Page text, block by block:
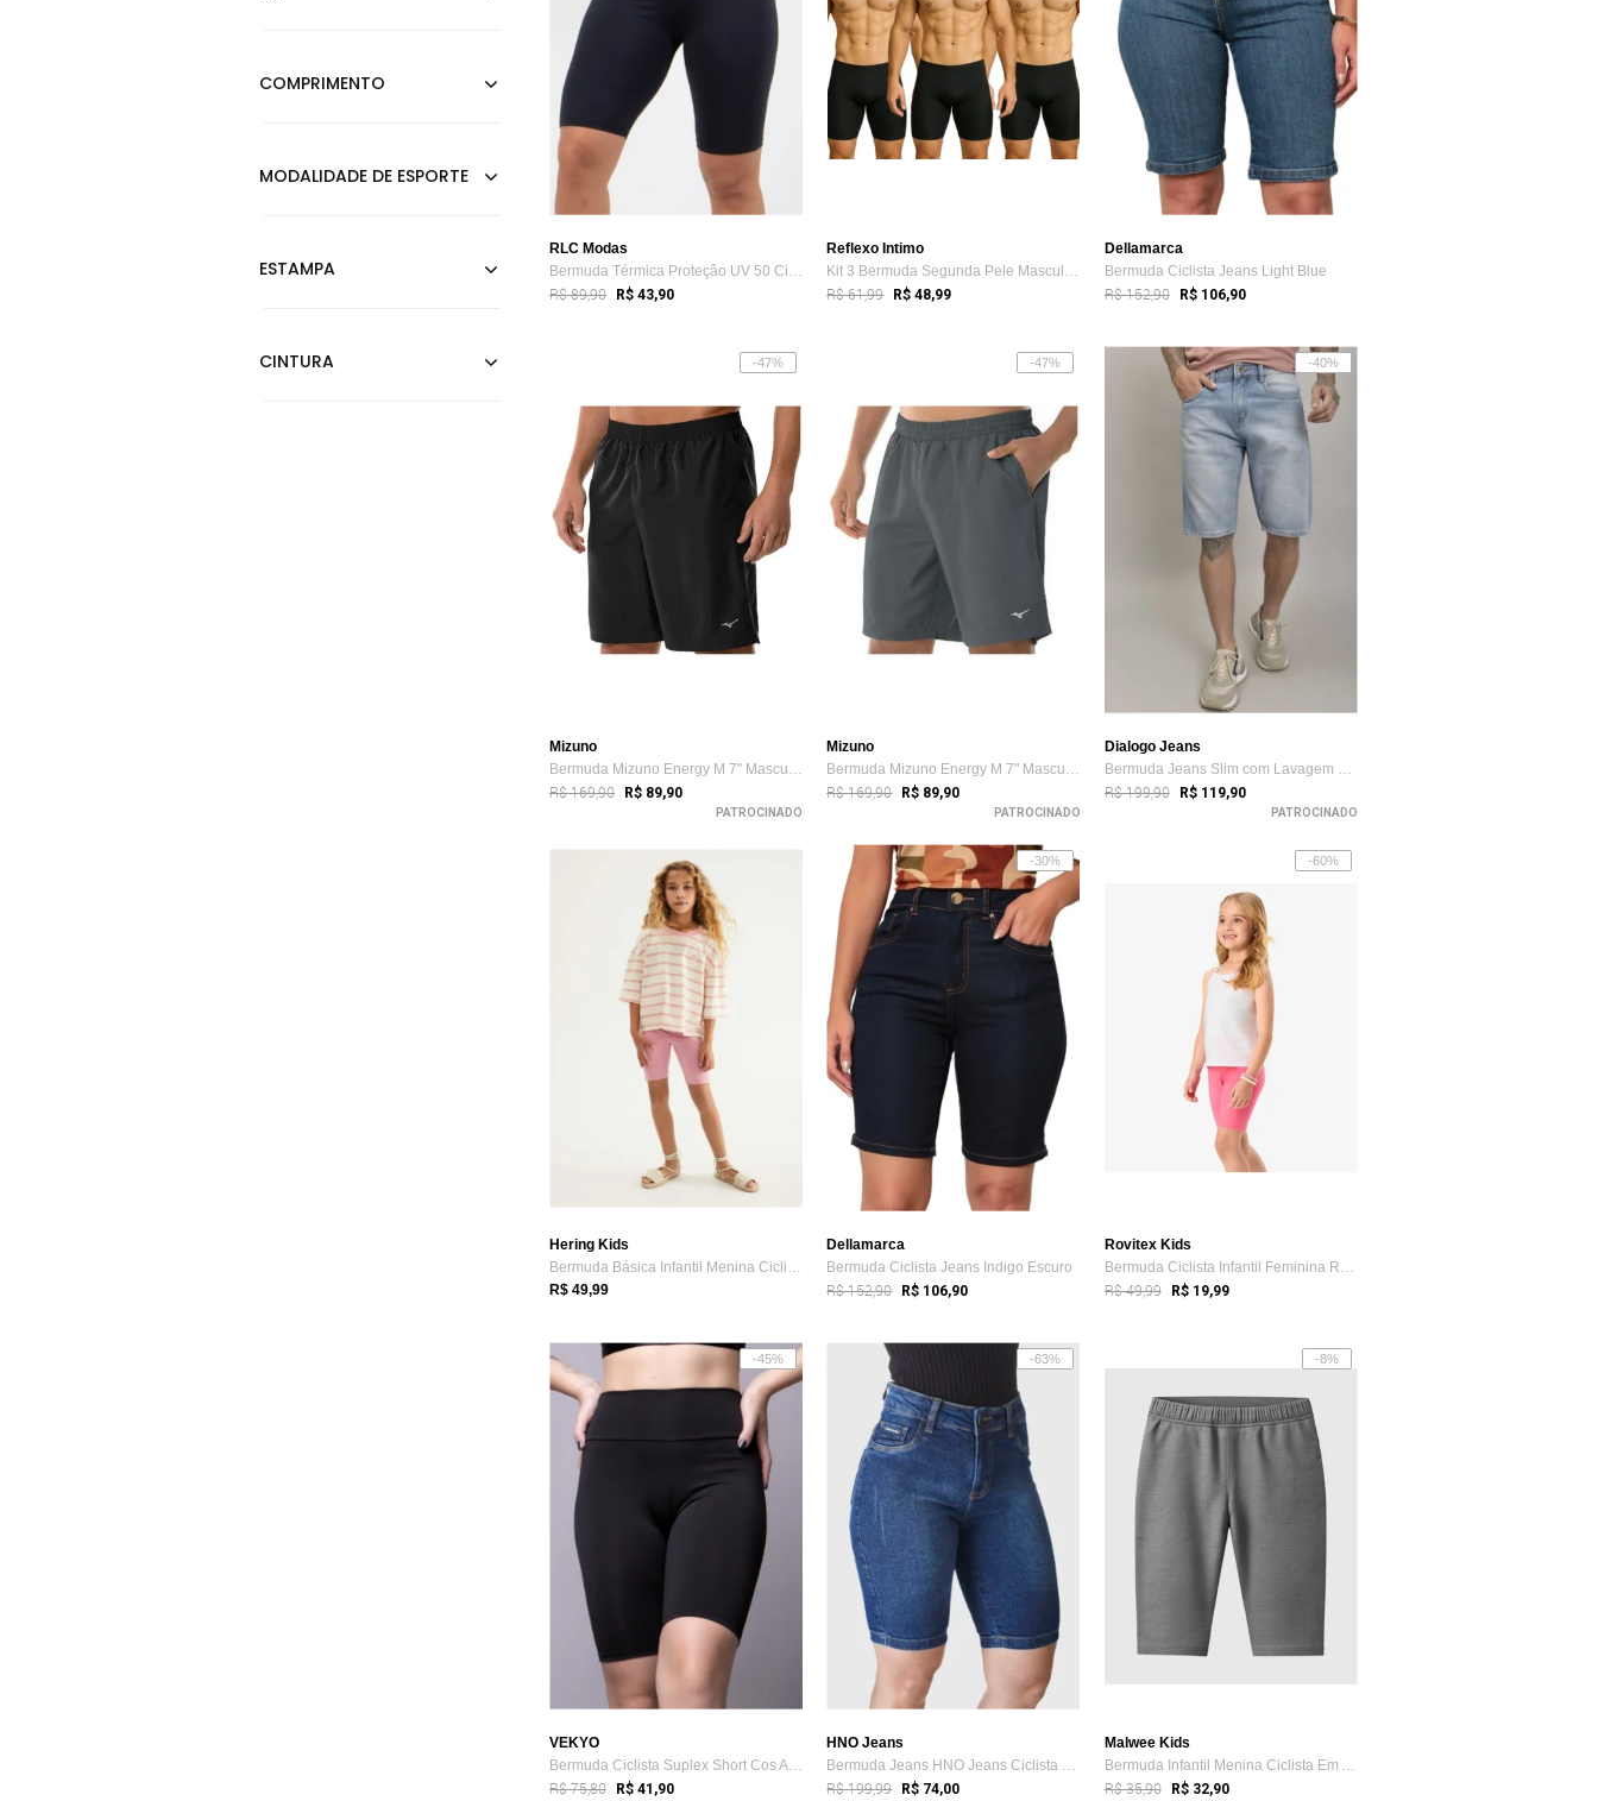
RLC Modas
Bermuda Térmica Proteção UV 50 Ciclista ...
R$ 89,90 R$ 43,90
Reflexo Intimo
Kit 3 Bermuda Segunda Pele Masculina Ref...
R$ 61,99 R$ 48,99
Dellamarca
Bermuda Ciclista Jeans Light Blue
R$ 152,90 R$ 106,90
-47%
Mizuno
Bermuda Mizuno Energy M 7" Masculina Preto
R$ 169,90 R$ 89,90
PATROCINADO
-47%
Mizuno
Bermuda Mizuno Energy M 7" Masculina Grafite
R$ 169,90 R$ 89,90
PATROCINADO
-40%
Dialogo Jeans
Bermuda Jeans Slim com Lavagem Clara Dialogo Jeans
R$ 199,90 R$ 119,90
PATROCINADO
Hering Kids
Bermuda Básica Infantil Menina Ciclista Hering
R$ 49,99
-30%
Dellamarca
Bermuda Ciclista Jeans Indigo Escuro
R$ 152,90 R$ 106,90
-60%
Rovitex Kids
Bermuda Ciclista Infantil Feminina Rovi Kids Rosa
R$ 49,99 R$ 19,99
-45%
VEKYO
Bermuda Ciclista Suplex Short Cos Alto C...
R$ 75,80 R$ 41,90
-63%
HNO Jeans
Bermuda Jeans HNO Jeans Ciclista Basic C...
R$ 199,99 R$ 74,00
-8%
Malwee Kids
Bermuda Infantil Menina Ciclista Em Algo...
R$ 35,90 R$ 32,90